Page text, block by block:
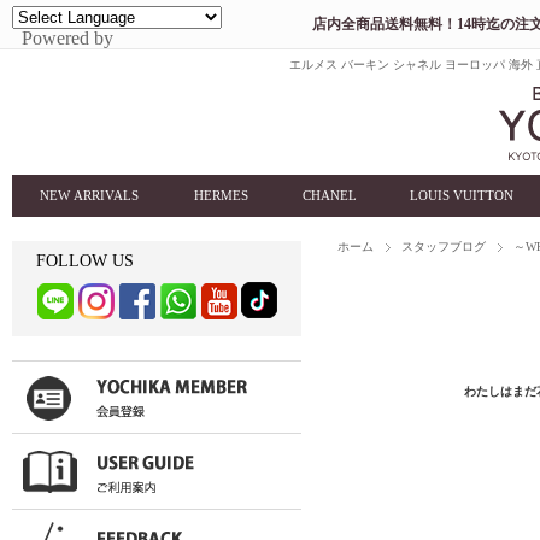
Powered by
店内全商品送料無料！14時迄の注
エルメス バーキン シャネル ヨーロッパ 海
NEW ARRIVALS HERMES CHANEL LOUIS VUITTON
ホーム スタッフブログ ～
わたしはまだ
FOLLOW US